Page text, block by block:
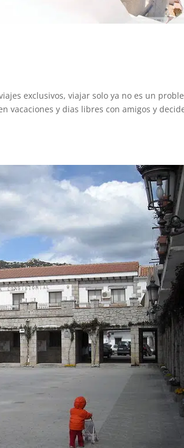
exclusivos, viajar solo ya no es un
vacaciones y dias libres con amigos y